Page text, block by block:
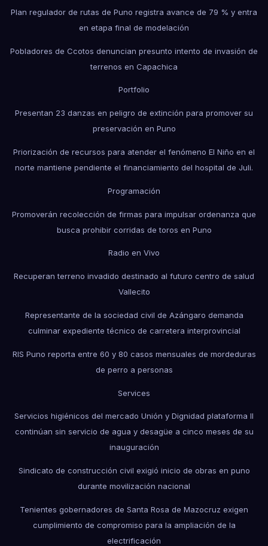
Plan regulador de rutas de Puno registra avance de 79 % y entra
en etapa final de modelación
Pobladores de Ccotos denuncian presunto intento de invasión de
terrenos en Capachica
Portfolio
Presentan 23 danzas en peligro de extinción para promover su
preservación en Puno
Priorización de recursos para atender el fenómeno El Niño en el
norte mantiene pendiente el financiamiento del hospital de Juli.
Programación
Promoverán recolección de firmas para impulsar ordenanza que
busca prohibir corridas de toros en Puno
Radio en Vivo
Recuperan terreno invadido destinado al futuro centro de salud
Vallecito
Representante de la sociedad civil de Azángaro demanda
culminar expediente técnico de carretera interprovincial
RIS Puno reporta entre 60 y 80 casos mensuales de mordeduras
de perro a personas
Services
Servicios higiénicos del mercado Unión y Dignidad plataforma II
continúan sin servicio de agua y desagüe a cinco meses de su
inauguración
Sindicato de construcción civil exigió inicio de obras en puno
durante movilización nacional
Tenientes gobernadores de Santa Rosa de Mazocruz exigen
cumplimiento de compromiso para la ampliación de la
electrificación